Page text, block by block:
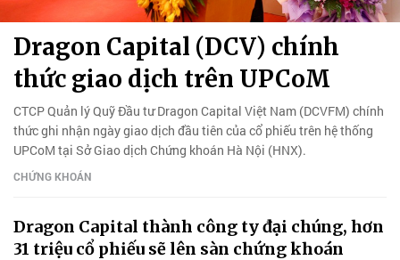
Dragon Capital (DCV) chính
thức giao dịch trên UPCoM
CTCP Quản lý Quỹ Đầu tư Dragon Capital Việt Nam (DCVFM) chính
thức ghi nhận ngày giao dịch đầu tiên của cổ phiếu trên hệ thống
UPCoM tại Sở Giao dịch Chứng khoán Hà Nội (HNX).
CHỨNG KHOÁN
Dragon Capital thành công ty đại chúng, hơn
31 triệu cổ phiếu sẽ lên sàn chứng khoán